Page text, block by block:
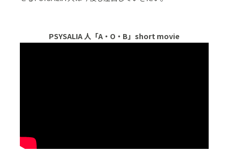
PSYSALIA 人「A・O・B」short movie